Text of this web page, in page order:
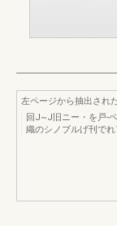
左ページから抽出され
回J~J旧ニー・を戸-
織のシノブルげ刊でれ